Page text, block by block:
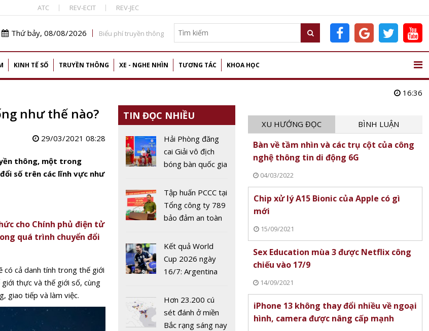
ATC REV-ECIT REV-JEC
Thứ bảy, 08/08/2026 Biểu phí truyền thông
KINH TẾ SỐ TRUYỀN THÔNG XE - NGHE NHÌN TƯƠNG TÁC KHOA HỌC
16:36
như thế nào?
29/03/2021 08:28
thông, một trong
số trên các lĩnh vực như
cho Chính phủ điện tử
quá trình chuyển đổi
có cả danh tính trong thế giới
thực và thế giới số, cùng
giao tiếp và làm việc.
TIN ĐỌC NHIỀU
Hải Phòng đăng
cai Giải vô địch
bóng bàn quốc gia
thứ 44
Tập huấn PCCC tại
Tổng công ty 789
bảo đảm an toàn
phòng
Kết quả World
Cup 2026 ngày
16/7: Argentina
Hơn 23.200 cú
sét đánh ở miền
Bắc rạng sáng nay
XU HƯỚNG ĐỌC BÌNH LUẬN
Bàn về tầm nhìn và các trụ cột của công
nghệ thông tin di động 6G
04/03/2022
Chip xử lý A15 Bionic của Apple có gì
mới
15/09/2021
Sex Education mùa 3 được Netflix công
chiếu vào 17/9
14/09/2021
iPhone 13 không thay đổi nhiều về ngoại
hình, camera được nâng cấp mạnh